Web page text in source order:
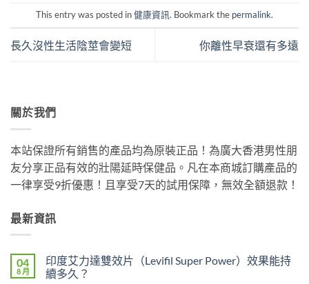
This entry was posted in健康資訊. Bookmark the permalink.
長久沒性生活陰莖會變短 你離性早衰還有多遠
關於我們
本站保證所有銷售的產品均為原裝正品！為廣大香港男性朋
友分享正品有效的壯陽延時保健品。凡在本商城訂購產品的
一律享受9折優惠！且享受7天的試用保障，無效全額退款！
最新資訊
04
8 月
印度艾力達雙效片（Levifil Super Power）效果能持
續多久？